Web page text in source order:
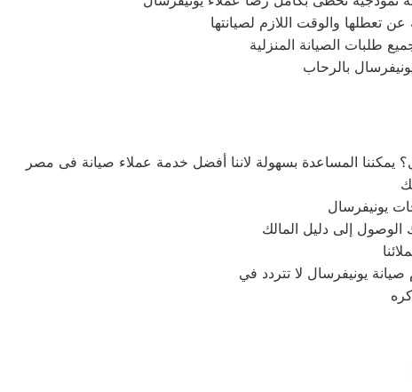
عن تعطلها والوقت اللازم لصيانتها
طلبات الصيانة المنزلية
بالرحاب
الوصول إلى دليل المالك
يونيفرسال لا تتردد في